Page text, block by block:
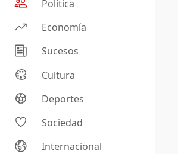
Política
Economía
Sucesos
Cultura
Deportes
Sociedad
Internacional